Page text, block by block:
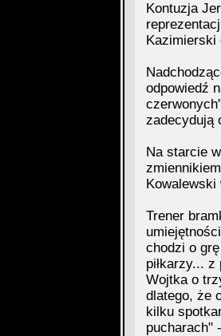
Kontuzja
Kazimierski
odpowiedź
zadecydują
Na starcie
Kowalewski
Trener
chodzi o
piłkarzy...
Wojtka o
dlatego, że
kilku
pucharach"